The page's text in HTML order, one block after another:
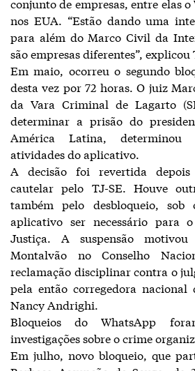
nos EUA. “Estão dando uma
para além do Marco Civil da
são empresas diferentes”,
Em maio, ocorreu o segundo
desta vez por 72 horas. O juiz
da Vara Criminal de Lagarto
determinar a prisão do
América Latina, determinou
atividades do aplicativo.
A decisão foi revertida
cautelar pelo TJ-SE. Houve
também pelo desbloqueio,
aplicativo ser necessário para
Justiça. A suspensão
Montalvão no Conselho
reclamação disciplinar contra o
pela então corregedora nacional
Nancy Andrighi.
Bloqueios do WhatsApp
investigações sobre o crime
Em julho, novo bloqueio, que